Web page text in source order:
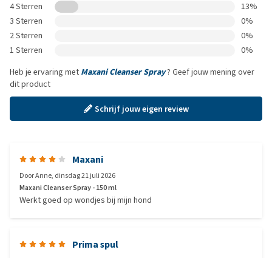
4 Sterren
13%
3 Sterren
0%
2 Sterren
0%
1 Sterren
0%
Heb je ervaring met Maxani Cleanser Spray? Geef jouw mening over
dit product
Schrijf jouw eigen review
Maxani
DoorAnne, dinsdag 21 juli 2026
Maxani Cleanser Spray - 150 ml
Werkt goed op wondjes bij mijn hond
Prima spul